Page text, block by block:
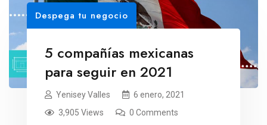
Despega tu negocio
5 compañías mexicanas
para seguir en 2021
Yenisey Valles
6 enero, 2021
3,905 Views
0 Comments